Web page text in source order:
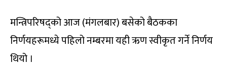
मन्त्रिपरिषद्को आज (मंगलबार) बसेको बैठकका
निर्णयहरूमध्ये पहिलो नम्बरमा यही ऋण स्वीकृत गर्ने निर्णय
थियो ।